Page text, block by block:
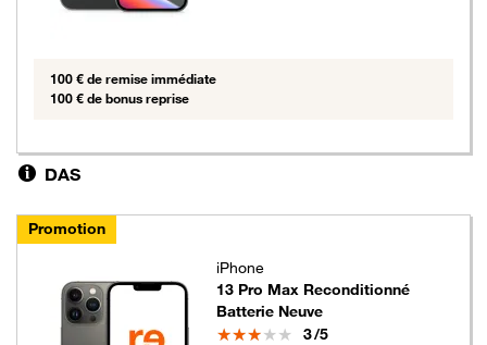
100 € de remise immédiate
100 € de bonus reprise
DAS
Promotion
iPhone
13 Pro Max Reconditionné
Batterie Neuve
Note
3/5